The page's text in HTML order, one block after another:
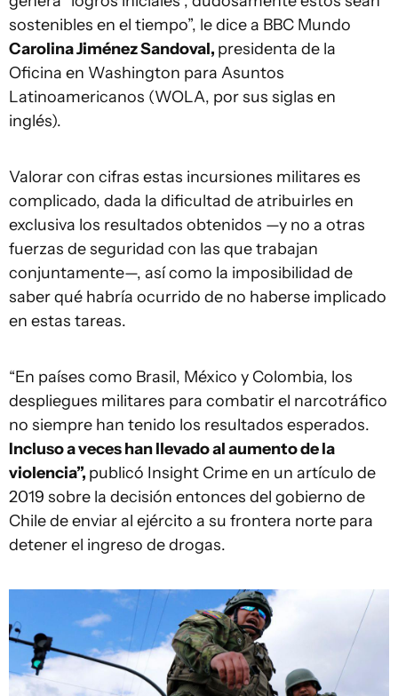
sostenibles en el tiempo”, le dice a BBC Mundo
Carolina Jiménez Sandoval, presidenta de la
Oficina en Washington para Asuntos
Latinoamericanos (WOLA, por sus siglas en
inglés).
Valorar con cifras estas incursiones militares es
complicado, dada la dificultad de atribuirles en
exclusiva los resultados obtenidos —y no a otras
fuerzas de seguridad con las que trabajan
conjuntamente—, así como la imposibilidad de
saber qué habría ocurrido de no haberse implicado
en estas tareas.
“En países como Brasil, México y Colombia, los
despliegues militares para combatir el narcotráfico
no siempre han tenido los resultados esperados.
Incluso a veces han llevado al aumento de la
violencia”, publicó Insight Crime en un artículo de
2019 sobre la decisión entonces del gobierno de
Chile de enviar al ejército a su frontera norte para
detener el ingreso de drogas.